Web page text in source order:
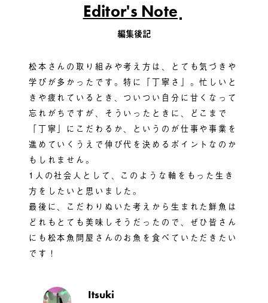
Editor's Note
編集後記
松本さんの取り組みや考え方は、とても気づきや
学びが多かったです。特に「丁寧さ」。忙しいと
きや疲れているとき、ついつい自分に甘くなって
忘れがちですが、そういったときに、どこまで
「丁寧」にこだわるか、というのが仕事や事業を
進めていくうえで伸び代を決めるポイントなのか
もしれません。
1人の社会人として、このような軸をもった生き
方をしたいと思いました。
最後に、こだわりぬいた考えから生まれた鮮魚は
どれもとても美味しそうだったので、ぜひ皆さん
にも松本魚問屋さんのお魚を食べていただきたい
です！
Itsuki